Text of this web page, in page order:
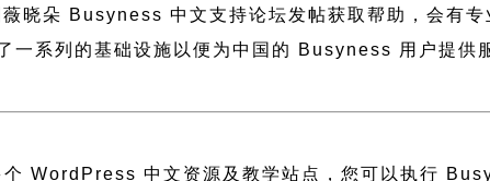
晓朵 Busyness 中文支持论坛发帖获取帮助，会有专
系列的基础设施以便为中国的 Busyness 用户提供
WordPress 中文资源及教学站点，您可以执行